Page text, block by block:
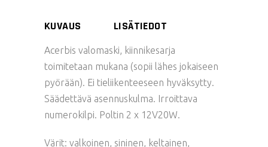
KUVAUS LISÄTIEDOT
Acerbis valomaski, kiinnikesarja
toimitetaan mukana (sopii lähes jokaiseen
pyörään). Ei tieliikenteeseen hyväksytty.
Säädettävä asennuskulma. Irroittava
numerokilpi. Poltin 2 x 12V20W.
Värit: valkoinen, sininen, keltainen,